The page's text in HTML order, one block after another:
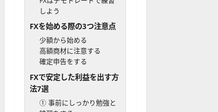
しよう
FXを始める際の3つ注意点
少額から始める
高額商材に注意する
確定申告をする
FXで安定した利益を出す方
法7選
① 事前にしっかり勉強と